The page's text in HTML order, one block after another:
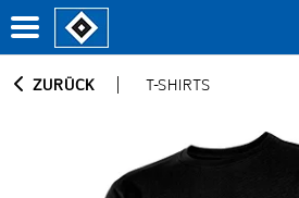
ZURÜCK T-SHIRTS